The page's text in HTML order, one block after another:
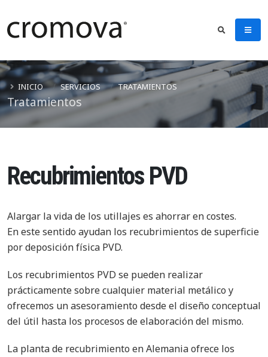
Tratamientos
INICIO SERVICIOS TRATAMIENTOS
Recubrimientos PVD
Alargar la vida de los utillajes es ahorrar en costes.
En este sentido ayudan los recubrimientos de superficie
por deposición física PVD.
Los recubrimientos PVD se pueden realizar
prácticamente sobre cualquier material metálico y
ofrecemos un asesoramiento desde el diseño conceptual
del útil hasta los procesos de elaboración del mismo.
La planta de recubrimiento en Alemania ofrece los